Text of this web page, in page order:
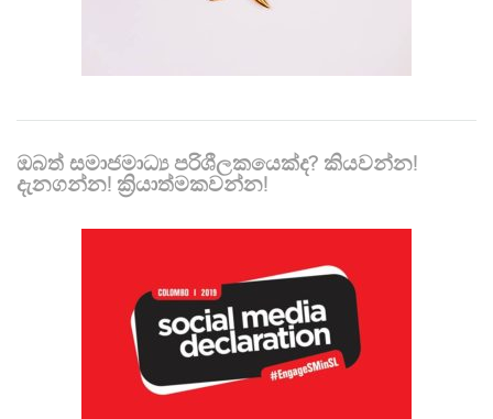
ඔබත් සමාජමාධ්‍ය පරිශීලකයෙක්ද? කියවන්න!
දැනගන්න! ක්‍රියාත්මකවන්න!